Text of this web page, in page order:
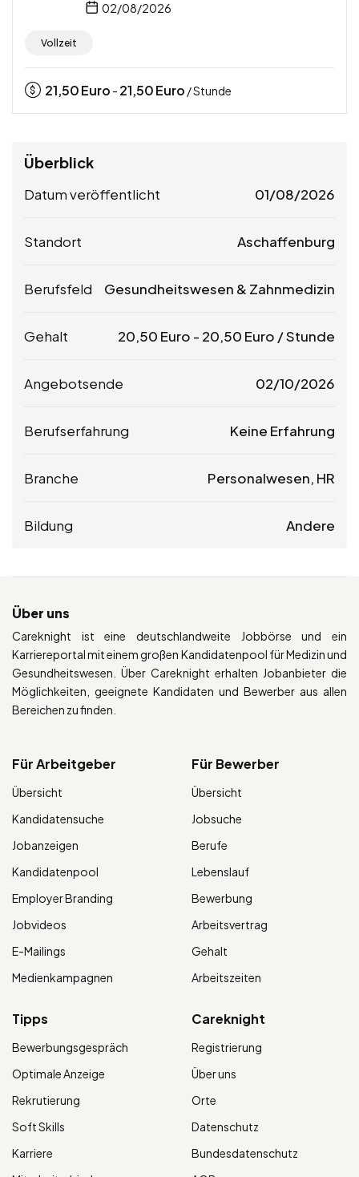
02/08/2026
Vollzeit
21,50Euro - 21,50Euro / Stunde
Überblick
Datum veröffentlicht 01/08/2026
Standort Aschaffenburg
Berufsfeld Gesundheitswesen & Zahnmedizin
Gehalt 20,50 Euro - 20,50 Euro / Stunde
Angebotsende 02/10/2026
Berufserfahrung Keine Erfahrung
Branche Personalwesen, HR
Bildung Andere
Über uns
Careknight ist eine deutschlandweite Jobbörse und ein
Karriereportal mit einem großen Kandidatenpool für Medizin und
Gesundheitswesen. Über Careknight erhalten Jobanbieter die
Möglichkeiten, geeignete Kandidaten und Bewerber aus allen
Bereichen zu finden.
Für Arbeitgeber
Übersicht
Kandidatensuche
Jobanzeigen
Kandidatenpool
Employer Branding
Jobvideos
E-Mailings
Medienkampagnen
Für Bewerber
Übersicht
Jobsuche
Berufe
Lebenslauf
Bewerbung
Arbeitsvertrag
Gehalt
Arbeitszeiten
Tipps
Bewerbungsgespräch
Optimale Anzeige
Rekrutierung
Soft Skills
Karriere
Careknight
Registrierung
Über uns
Orte
Datenschutz
Bundesdatenschutz